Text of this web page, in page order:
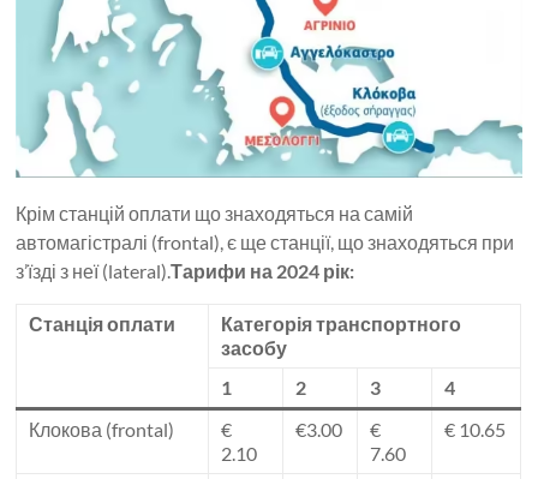
Крім станцій оплати що знаходяться на самій
автомагістралі (frontal), є ще станції, що знаходяться при
з’їзді з неї (lateral).Тарифи на 2024 рік:
Станція оплати
Категорія транспортного
засобу
1
2 3
4
Клокова (frontal)
€
2.10
€3.00
€
7.60
€ 10.65